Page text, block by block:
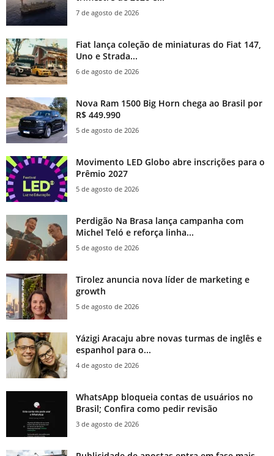
7 de agosto de 2026
Fiat lança coleção de miniaturas do Fiat 147,
Uno e Strada...
6 de agosto de 2026
Nova Ram 1500 Big Horn chega ao Brasil por
R$ 449.990
5 de agosto de 2026
Movimento LED Globo abre inscrições para o
Prêmio 2027
5 de agosto de 2026
Perdigão Na Brasa lança campanha com
Michel Teló e reforça linha...
5 de agosto de 2026
Tirolez anuncia nova líder de marketing e
growth
5 de agosto de 2026
Yázigi Aracaju abre novas turmas de inglês e
espanhol para o...
4 de agosto de 2026
WhatsApp bloqueia contas de usuários no
Brasil; Confira como pedir revisão
3 de agosto de 2026